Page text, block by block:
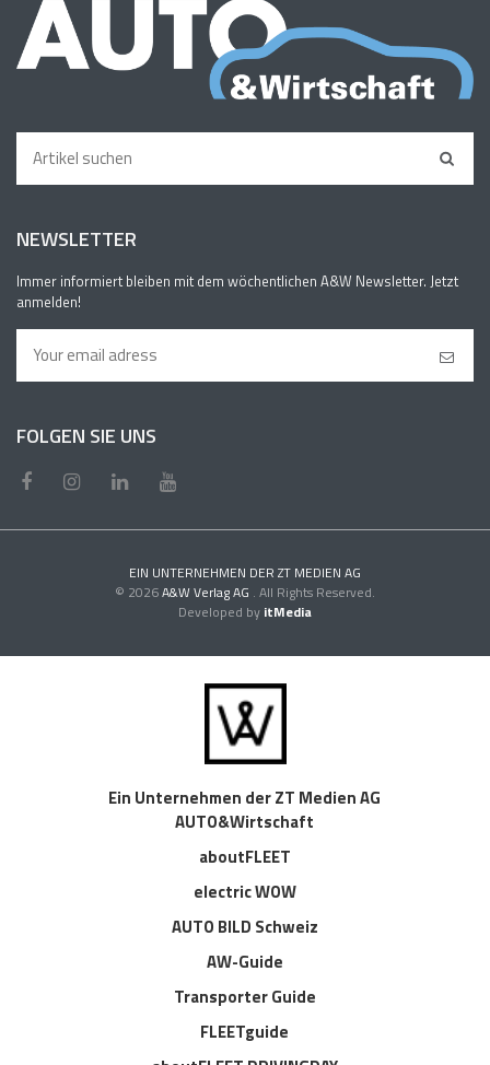
NEWSLETTER
Immer informiert bleiben mit dem wöchentlichen A&W Newsletter. Jetzt
anmelden!
FOLGEN SIE UNS
EIN UNTERNEHMEN DER ZT MEDIEN AG
© 2026A&W Verlag AG . All Rights Reserved.
Developed by itMedia
Ein Unternehmen der ZT Medien AG
AUTO&Wirtschaft
aboutFLEET
electric WOW
AUTO BILD Schweiz
AW-Guide
Transporter Guide
FLEETguide